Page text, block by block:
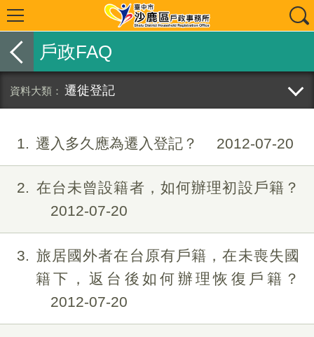
戶政FAQ
遷徙登記
1 遷入多久應為遷入登記？ 2012-07-20
2
在台未曾設籍者，如何辦理初設戶籍？
2012-07-20
3
旅居國外者在台原有戶籍，在未喪失國
籍下，返台後如何辦理恢復戶籍？
2012-07-20